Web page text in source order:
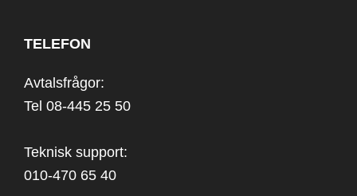
TELEFON
Avtalsfrågor:
Tel 08-445 25 50
Teknisk support:
010-470 65 40